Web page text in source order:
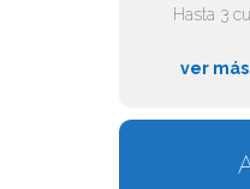
Hasta 3
ver